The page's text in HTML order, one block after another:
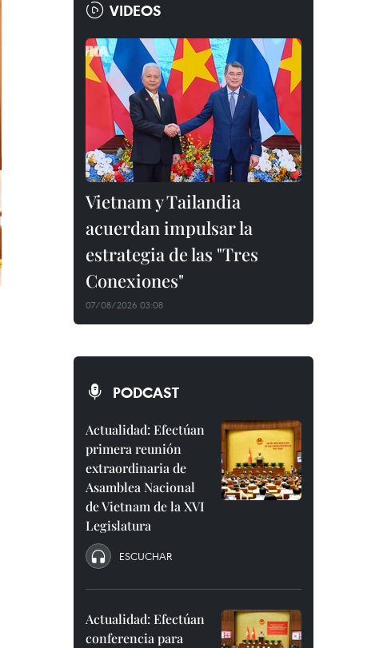
VIDEOS
Vietnam y Tailandia
acuerdan impulsar la
estrategia de las "Tres
Conexiones"
07/08/2026 03:08
PODCAST
Actualidad: Efectúan
primera reunión
extraordinaria de
Asamblea Nacional
de Vietnam de la XVI
Legislatura
ESCUCHAR
Actualidad: Efectúan
conferencia para